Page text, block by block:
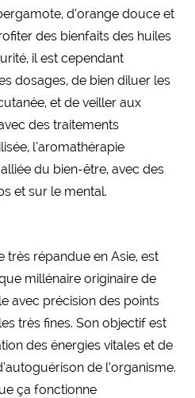
d’orange douce et
des bienfaits des huiles
il est cependant
dosages, de bien diluer les
et de veiller aux
des traitements
l’aromathérapie
du bien-être, avec des
et sur le mental.
très répandue en Asie, est
millénaire originaire de
avec précision des points
très fines. Son objectif est
des énergies vitales et de
de l’organisme.
ça fonctionne